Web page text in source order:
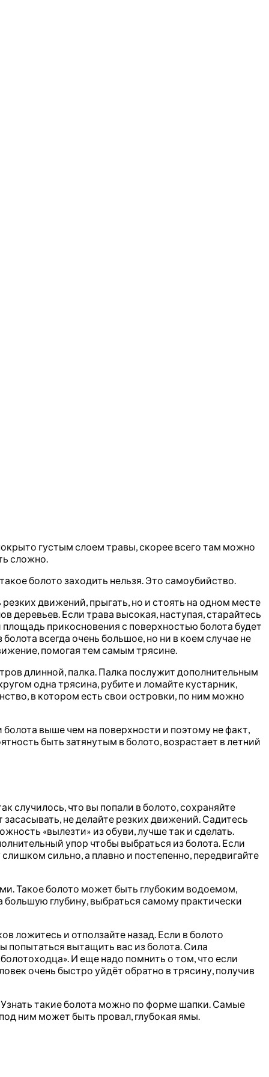
густым слоем травы, скорее всего там можно
сложно.
болото заходить нельзя. Это самоубийство.
движений, прыгать, но и стоять на одном месте
деревьев. Если трава высокая, наступая, старайтесь
площадь прикосновения с поверхностью болота будет
всегда очень большое, но ни в коем случае не
помогая тем самым трясине.
длинной, палка. Палка послужит дополнительным
одна трясина, рубите и ломайте кустарник,
в котором есть свои островки, по ним можно
выше чем на поверхности и поэтому не факт,
быть затянутым в болото, возрастает в летний
случилось, что вы попали в болото, сохраняйте
не делайте резких движений. Садитесь
«вылезти» из обуви, лучше так и сделать.
упор чтобы выбраться из болота. Если
сильно, а плавно и постепенно, передвигайте
Такое болото может быть глубоким водоемом,
глубину, выбраться самому практически
ложитесь и отползайте назад. Если в болото
попытаться вытащить вас из болота. Сила
И еще надо помнить о том, что если
очень быстро уйдёт обратно в трясину, получив
такие болота можно по форме шапки. Самые
ним может быть провал, глубокая ямы.